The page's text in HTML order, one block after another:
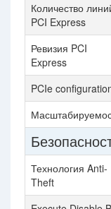
Количество
PCI Express
Ревизия PCI
Express
PCIe
Технология Anti-
Theft